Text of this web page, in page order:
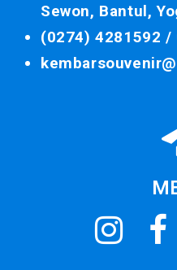
Sewon, Bantul,
(0274) 4281592 /